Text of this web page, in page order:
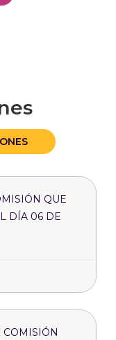
QUE
DÍA 06 DE
COMISIÓN